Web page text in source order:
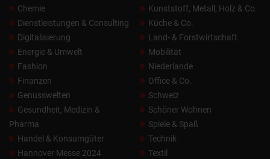
Chemie
Dienstleistungen & Consulting
Digitalisierung
Energie & Umwelt
Fashion
Finanzen
Genusswelten
Gesundheit, Medizin &
Pharma
Handel & Konsumgüter
Hannover Messe 2024
Kunststoff, Metall, Holz & Co.
Küche & Co.
Land- & Forstwirtschaft
Mobilität
Niederlande
Office & Co.
Schweiz
Schöner Wohnen
Spiele & Spaß
Technik
Textil